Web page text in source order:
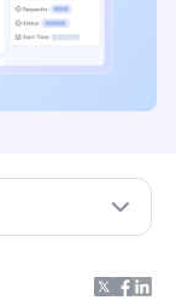
구성 요소